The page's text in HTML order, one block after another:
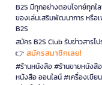
B2S มีทุกอย่างตอบโจทย์ทุกไ
ของเล่นเสริมพัฒนาการ หรือ
B2S
สมัคร B2S Club รับข่าวสารโ
👉 สมัครสมาชิกเลย!
#ร้านหนังสือ #ร้านขายหนังสื
หนังสือ ออนไลน์ #เครื่องเขีย